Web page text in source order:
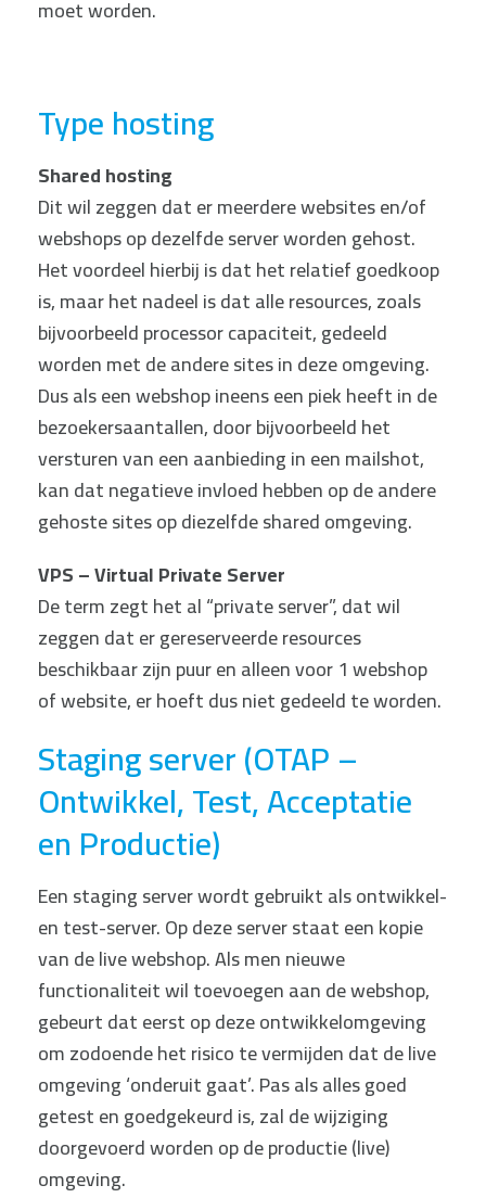
moet worden.
Type hosting
Shared hosting
Dit wil zeggen dat er meerdere websites en/of
webshops op dezelfde server worden gehost.
Het voordeel hierbij is dat het relatief goedkoop
is, maar het nadeel is dat alle resources, zoals
bijvoorbeeld processor capaciteit, gedeeld
worden met de andere sites in deze omgeving.
Dus als een webshop ineens een piek heeft in de
bezoekersaantallen, door bijvoorbeeld het
versturen van een aanbieding in een mailshot,
kan dat negatieve invloed hebben op de andere
gehoste sites op diezelfde shared omgeving.
VPS – Virtual Private Server
De term zegt het al “private server”, dat wil
zeggen dat er gereserveerde resources
beschikbaar zijn puur en alleen voor 1 webshop
of website, er hoeft dus niet gedeeld te worden.
Staging server (OTAP –
Ontwikkel, Test, Acceptatie
en Productie)
Een staging server wordt gebruikt als ontwikkel-
en test-server. Op deze server staat een kopie
van de live webshop. Als men nieuwe
functionaliteit wil toevoegen aan de webshop,
gebeurt dat eerst op deze ontwikkelomgeving
om zodoende het risico te vermijden dat de live
omgeving ‘onderuit gaat’. Pas als alles goed
getest en goedgekeurd is, zal de wijziging
doorgevoerd worden op de productie (live)
omgeving.